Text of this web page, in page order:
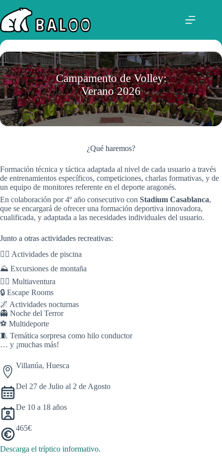
contenido
Campamento de Volley:
Verano 2026
¿Qué haremos?
Formación técnica y táctica adaptada al nivel de cada usuario a través
de entrenamientos específicos, competiciones, charlas formativas, y de
un equipo de monitores referente en el deporte aragonés.
En colaboración por 4º año consecutivo con Stadium Casablanca,
que se encargará de ofrecer una formación deportiva innovadora,
cualificada, y adaptada a las necesidades individuales del usuario.
Junto a otras actividades recreativas:
🏊‍♀️ Actividades de piscina
⛰️ Excursiones de montaña
🧗‍♀️ Multiaventura
🔒 Escape Rooms
🌌 Actividades nocturnas
👻 Noche del Terror
⚽ Multideporte
🧵 Temática sorpresa como hilo conductor
… y ¡muchas más!
Villanúa, Huesca
Del 27 de Julio al 2 de Agosto
De 10 a 18 años
465€
Descarga el tríptico informativo.